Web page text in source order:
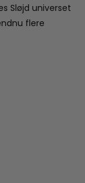
Sløjd universet
flere